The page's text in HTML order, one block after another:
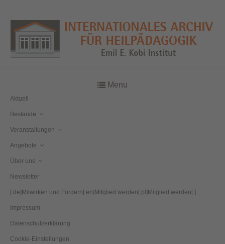
Menu
Aktuell
Bestände
Veranstaltungen
Angebote
Über uns
Newsletter
[:de]Mitwirken und Fördern[:en]Mitglied werden[:pl]Mitglied werden[:]
Impressum
Datenschutzerklärung
Cookie-Einstellungen